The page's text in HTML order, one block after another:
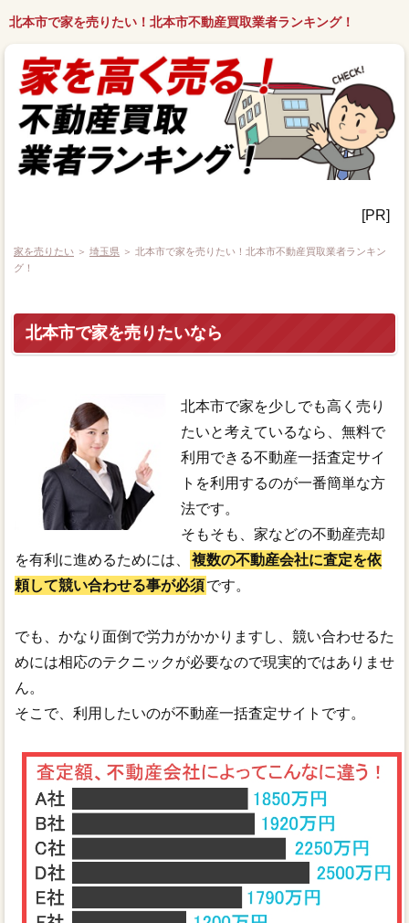
北本市で家を売りたい！北本市不動産買取業者ランキング！
[PR]
家を売りたい ＞ 埼玉県 ＞ 北本市で家を売りたい！北本市不動産買取業者ランキン
グ！
北本市で家を売りたいなら
北本市で家を少しでも高く売り
たいと考えているなら、無料で
利用できる不動産一括査定サイ
トを利用するのが一番簡単な方
法です。
そもそも、家などの不動産売却
を有利に進めるためには、
複数の不動産会社に査定を依
頼して競い合わせる事が必須です。
でも、かなり面倒で労力がかかりますし、競い合わせるた
めには相応のテクニックが必要なので現実的ではありませ
ん。
そこで、利用したいのが不動産一括査定サイトです。